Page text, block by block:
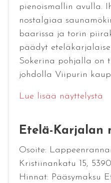
pienoismallin avulla.
nostalgiaa
baarissa ja torin
päädyt
Sokerina pohjalla on
johdolla Viipurin
Lue lisää näyttelystä
Etelä-Karjalan
Osoite:
Kristiinankatu 15,
Hinnat: Pääsymaksu